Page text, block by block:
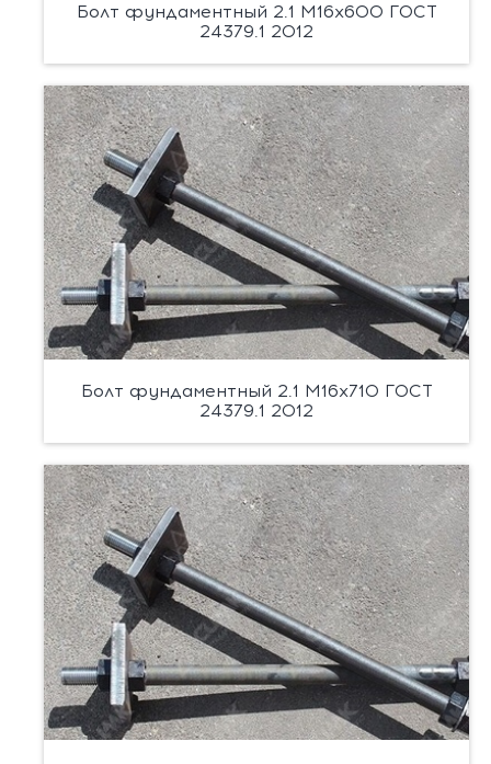
Болт фундаментный 2.1 М16х600 ГОСТ
24379.1 2012
Болт фундаментный 2.1 М16х710 ГОСТ
24379.1 2012